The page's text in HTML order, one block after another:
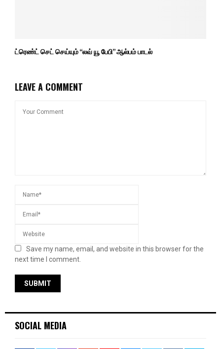
ட்ரெண்ட் செட் செய்யும் “லவ் யூ பேபி” ஆல்பம் பாடல்
LEAVE A COMMENT
Save my name, email, and website in this browser for the
next time I comment.
SOCIAL MEDIA